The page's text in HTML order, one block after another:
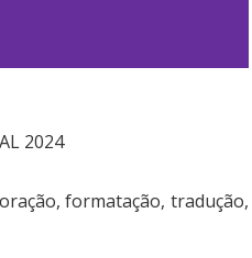
2024
formatação, tradução,